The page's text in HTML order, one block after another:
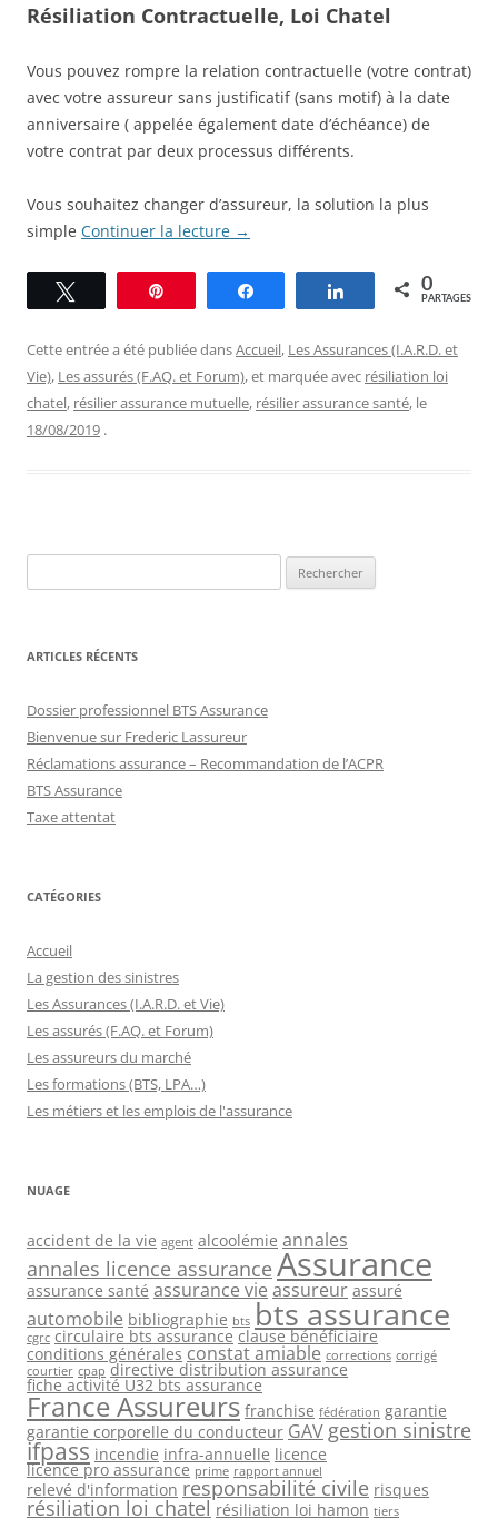
Résiliation Contractuelle, Loi Chatel
Vous pouvez rompre la relation contractuelle (votre contrat)
avec votre assureur sans justificatif (sans motif) à la date
anniversaire ( appelée également date d’échéance) de
votre contrat par deux processus différents.
Vous souhaitez changer d’assureur, la solution la plus
simple Continuer la lecture →
Partagez 0
PARTAGES
Cette entrée a été publiée dansAccueil, Les Assurances (I.A.R.D. et
Vie), Les assurés (F.AQ. et Forum), et marquée avec résiliation loi
chatel, résilier assurance mutuelle, résilier assurance santé, le
18/08/2019 .
ARTICLES RÉCENTS
Dossier professionnel BTS Assurance
Bienvenue sur Frederic Lassureur
Réclamations assurance – Recommandation de l’ACPR
BTS Assurance
Taxe attentat
CATÉGORIES
Accueil
La gestion des sinistres
Les Assurances (I.A.R.D. et Vie)
Les assurés (F.AQ. et Forum)
Les assureurs du marché
Les formations (BTS, LPA…)
Les métiers et les emplois de l'assurance
NUAGE
accident de la vie agent alcoolémie annales
annales licence assurance Assurance
assurance santé assurance vie assureur assuré
automobile bibliographie bts bts assurance
cgrc circulaire bts assurance clause bénéficiaire
conditions générales constat amiable corrections corrigé
courtier cpap directive distribution assurance
fiche activité U32 bts assurance
France Assureurs franchise fédération garantie
garantie corporelle du conducteur GAV gestion sinistre
ifpass incendie infra-annuelle licence
licence pro assurance prime rapport annuel
relevé d'information responsabilité civile risques
résiliation loi chatel résiliation loi hamon tiers